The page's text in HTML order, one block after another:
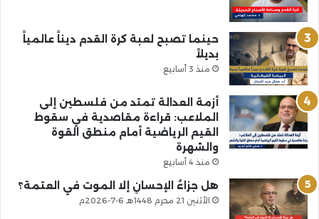
حينما تصبح لعبة كرة القدم ديناً عالمياً
بديلاً
منذ 3 أسابيع
أزمة العدالة تمتد من فلسطين إلى
الملاعب: قراءة مقاصدية في سقوط
القيم الرياضية أمام منطق القوة
والشهرة
منذ 4 أسابيع
هل جزاءُ الإحسانِ إلا الموت في العتمة؟
الأثنين 21 محرم 1448هـ 6-7-2026م